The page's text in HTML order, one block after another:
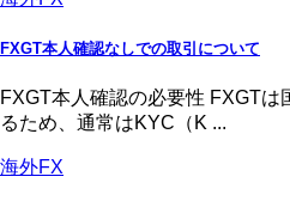
FXGT本人確認なしでの取引について
FXGT本人確認の必要性 FXGT
るため、通常はKYC（K ...
海外FX